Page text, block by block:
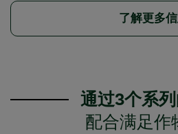
了解更多
通过3个系
配合满足作